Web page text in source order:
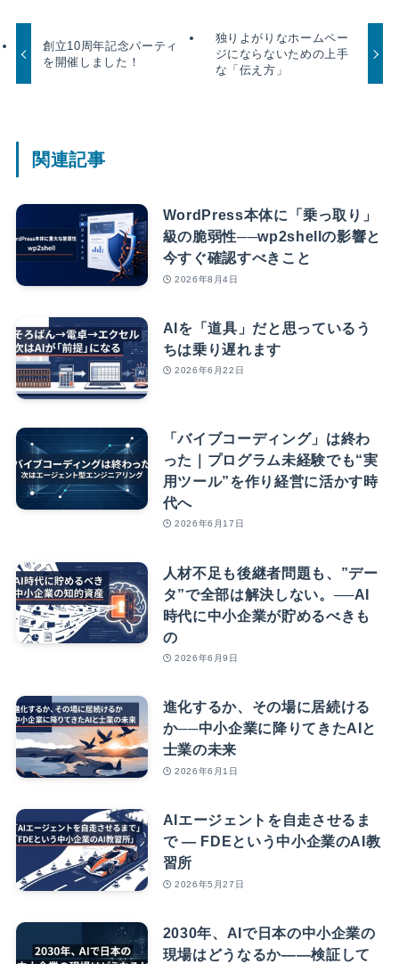
創立10周年記念パーティ
を開催しました！
独りよがりなホームペー
ジにならないための上手
な「伝え方」
関連記事
WordPress本体に「乗っ取り」
級の脆弱性──wp2shellの影響と
今すぐ確認すべきこと
2026年8月4日
AIを「道具」だと思っているう
ちは乗り遅れます
2026年6月22日
「バイブコーディング」は終わ
った｜プログラム未経験でも“実
用ツール”を作り経営に活かす時
代へ
2026年6月17日
人材不足も後継者問題も、”デー
タ”で全部は解決しない。──AI
時代に中小企業が貯めるべきも
の
2026年6月9日
進化するか、その場に居続ける
か──中小企業に降りてきたAIと
士業の未来
2026年6月1日
AIエージェントを自走させるま
で — FDEという中小企業のAI教
習所
2026年5月27日
2030年、AIで日本の中小企業の
現場はどうなるか――検証して